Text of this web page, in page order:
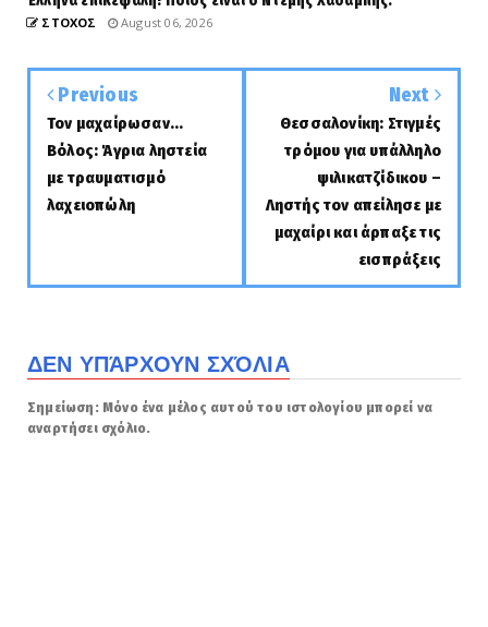
ΣΤΟΧΟΣ August 06, 2026
Previous
Τον μαχαίρωσαν...
Βόλος: Άγρια ληστεία
με τραυματισμό
λαχειοπώλη
Next
Θεσσαλονίκη: Στιγμές
τρόμου για υπάλληλο
ψιλικατζίδικου –
Ληστής τον απείλησε με
μαχαίρι και άρπαξε τις
εισπράξεις
ΔΕΝ ΥΠΆΡΧΟΥΝ ΣΧΌΛΙΑ
Σημείωση: Μόνο ένα μέλος αυτού του ιστολογίου μπορεί να
αναρτήσει σχόλιο.